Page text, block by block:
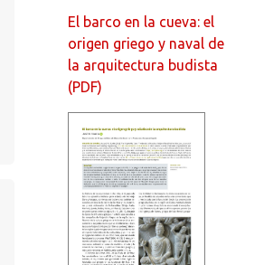
El barco en la cueva: el
origen griego y naval de
la arquitectura budista
(PDF)